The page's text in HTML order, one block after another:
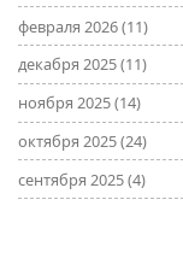
февраля 2026(11)
декабря 2025(11)
ноября 2025(14)
октября 2025(24)
сентября 2025(4)